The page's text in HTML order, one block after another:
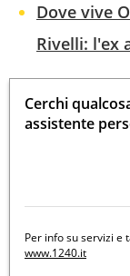
Dove vive
Rivelli: l'ex
Cerchi
assistente
Per info su servizi e
www.1240.it